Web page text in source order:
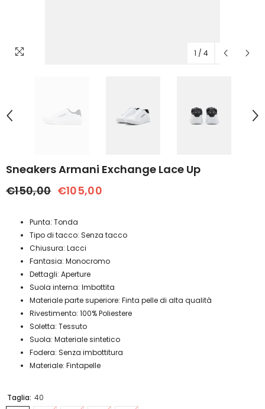
1 / 4
Sneakers Armani Exchange Lace Up
€150,00 €105,00
Punta: Tonda
Tipo di tacco: Senza tacco
Chiusura: Lacci
Fantasia: Monocromo
Dettagli: Aperture
Suola interna: Imbottita
Materiale parte superiore: Finta pelle di alta qualità
Rivestimento: 100% Poliestere
Soletta: Tessuto
Suola: Materiale sintetico
Fodera: Senza imbottitura
Materiale: Fintapelle
Taglia: 40